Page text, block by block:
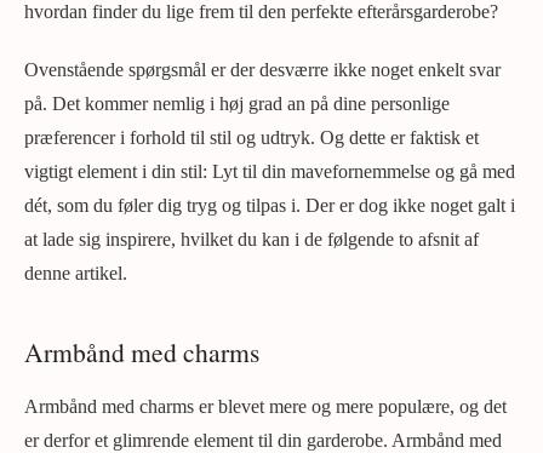
hvordan finder du lige frem til den perfekte efterårsgarderobe?
Ovenstående spørgsmål er der desværre ikke noget enkelt svar
på. Det kommer nemlig i høj grad an på dine personlige
præferencer i forhold til stil og udtryk. Og dette er faktisk et
vigtigt element i din stil: Lyt til din mavefornemmelse og gå med
dét, som du føler dig tryg og tilpas i. Der er dog ikke noget galt i
at lade sig inspirere, hvilket du kan i de følgende to afsnit af
denne artikel.
Armbånd med charms
Armbånd med charms er blevet mere og mere populære, og det
er derfor et glimrende element til din garderobe. Armbånd med